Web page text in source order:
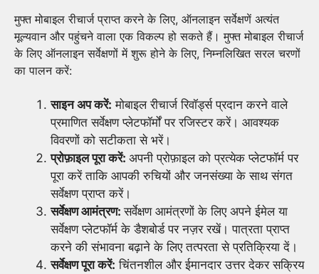
मुफ्त मोबाइल रीचार्ज प्राप्त करने के लिए, ऑनलाइन सर्वेक्षणें अत्यंत
मूल्यवान और पहुंचने वाला एक विकल्प हो सकते हैं। मुफ्त मोबाइल रीचार्ज
के लिए ऑनलाइन सर्वेक्षणों में शुरू होने के लिए, निम्नलिखित सरल चरणों
का पालन करें:
साइन अप करें: मोबाइल रीचार्ज रिवॉर्ड्स प्रदान करने वाले
प्रमाणित सर्वेक्षण प्लेटफॉर्मों पर रजिस्टर करें। आवश्यक
विवरणों को सटीकता से भरें।
प्रोफ़ाइल पूरा करें: अपनी प्रोफ़ाइल को प्रत्येक प्लेटफॉर्म पर
पूरा करें ताकि आपकी रुचियों और जनसंख्या के साथ संगत
सर्वेक्षण प्राप्त करें।
सर्वेक्षण आमंत्रण:सर्वेक्षण आमंत्रणों के लिए अपने ईमेल या
सर्वेक्षण प्लेटफॉर्म के डैशबोर्ड पर नज़र रखें। पात्रता प्राप्त
करने की संभावना बढ़ाने के लिए तत्परता से प्रतिक्रिया दें।
सर्वेक्षण पूरा करें: चिंतनशील और ईमानदार उत्तर देकर सक्रिय